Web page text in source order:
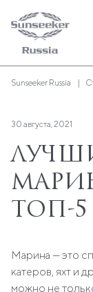
Sunseeker Russia
30 августа, 2021
ТОП-5
Марина — это
катеров, яхт и
можно не